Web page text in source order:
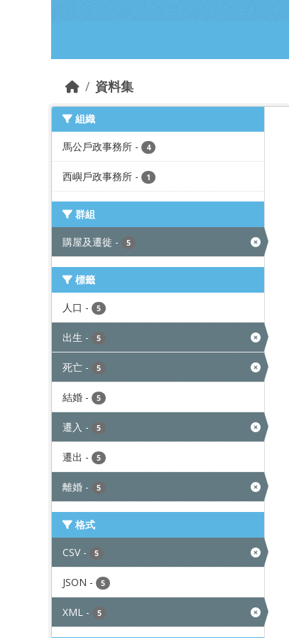
資料集
組織
馬公戶政事務所 - 4
西嶼戶政事務所 - 1
群組
購屋及遷徙 - 5
標籤
人口 - 5
出生 - 5
死亡 - 5
結婚 - 5
遷入 - 5
遷出 - 5
離婚 - 5
格式
CSV - 5
JSON - 5
XML - 5